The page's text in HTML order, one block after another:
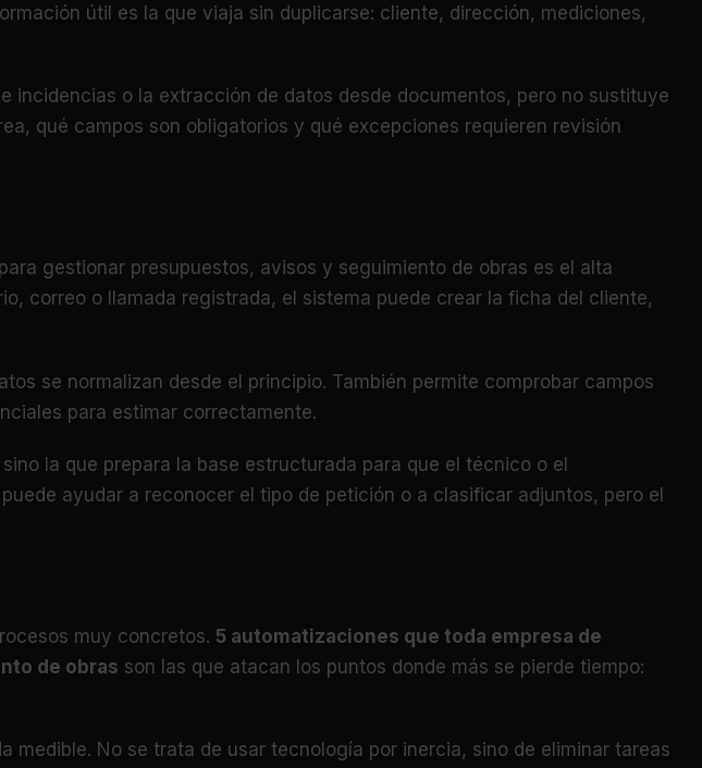
útil es la que viaja sin duplicarse: cliente, dirección, mediciones,
incidencias o la extracción de datos desde documentos, pero no sustituye
qué campos son obligatorios y qué excepciones requieren revisión
gestionar presupuestos, avisos y seguimiento de obras es el alta
correo o llamada registrada, el sistema puede crear la ficha del cliente,
se normalizan desde el principio. También permite comprobar campos
para estimar correctamente.
la que prepara la base estructurada para que el técnico o el
ayudar a reconocer el tipo de petición o a clasificar adjuntos, pero el
muy concretos. 5 automatizaciones que toda empresa de
de obras son las que atacan los puntos donde más se pierde tiempo:
No se trata de usar tecnología por inercia, sino de eliminar tareas